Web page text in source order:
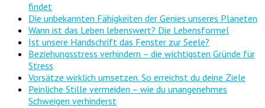
findet
Die unbekannten Fähigkeiten der Genies unseres Planeten
Wann ist das Leben lebenswert? Die Lebensformel
Ist unsere Handschrift das Fenster zur Seele?
Beziehungsstress verhindern – die wichtigsten Gründe für
Stress
Vorsätze wirklich umsetzen. So erreichst du deine Ziele
Peinliche Stille vermeiden – wie du unangenehmes
Schweigen verhinderst